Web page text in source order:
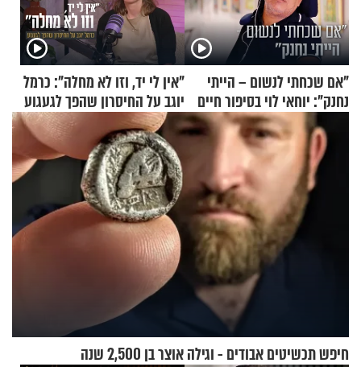
"אם שכחתי לנשום – הייתי
נחנק": יוחאי לוי בסיפור חיים
מעורר השראה
"אין לי יד, וזו לא מחלה": כרמל
יוגב על החיסרון שהפך לגעגוע
חיפש תכשיטים אבודים - וגילה אוצר בן 2,500 שנה